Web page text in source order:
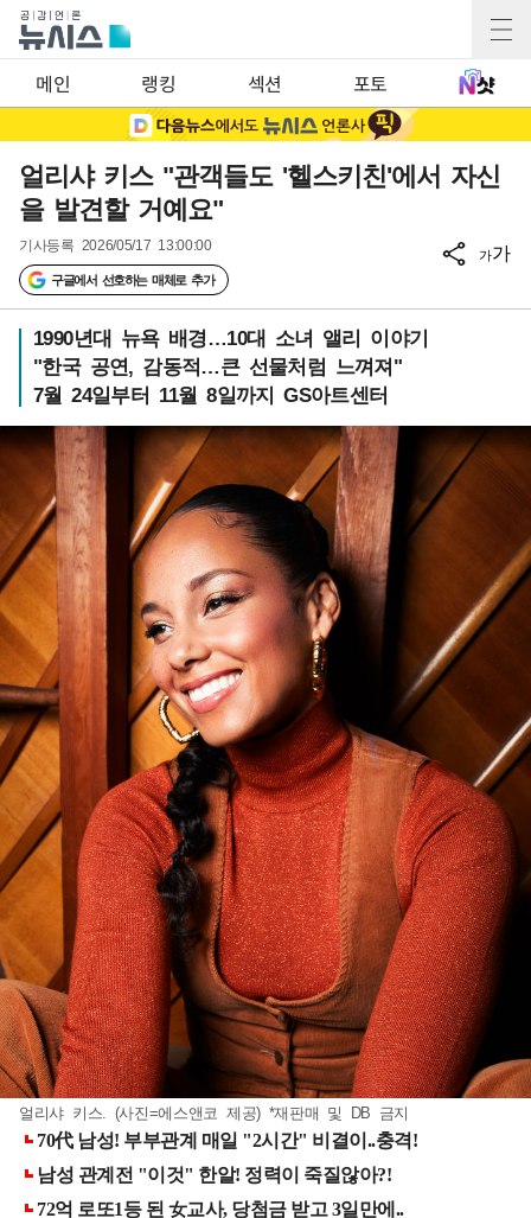
메인 랭킹 섹션 포토
얼리샤 키스 "관객들도 '헬스키친'에서 자신
을 발견할 거예요"
기사등록 2026/05/17 13:00:00
구글에서 선호하는 매체로 추가
가가
1990년대 뉴욕 배경…10대 소녀 앨리 이야기
"한국 공연, 감동적…큰 선물처럼 느껴져"
7월 24일부터 11월 8일까지 GS아트센터
얼리샤 키스. (사진=에스앤코 제공) *재판매 및 DB 금지